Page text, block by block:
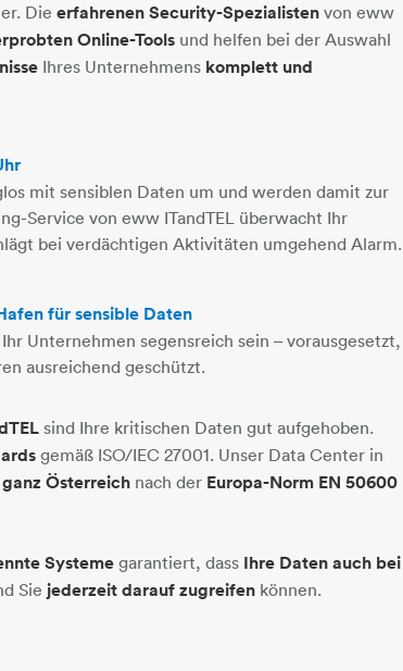
Die erfahrenen Security-Spezialistenvon eww
Online-Toolsund helfen bei der Auswahl
Ihres Unternehmens komplett und
mit sensiblen Daten um und werden damit zur
Service von eww ITandTEL überwacht Ihr
bei verdächtigen Aktivitäten umgehend Alarm.
für sensible Daten
Unternehmen segensreich sein – vorausgesetzt,
ausreichend geschützt.
sind Ihre kritischen Daten gut aufgehoben.
gemäß ISO/IEC 27001. Unser Data Center in
Österreichnach der Europa-Norm EN 50600
Systemegarantiert, dass Ihre Daten auch bei
Sie jederzeit darauf zugreifenkönnen.